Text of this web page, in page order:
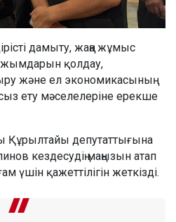
дамыту, жаңа жұмыс
қолдау,
және ел экономикасының
ету мәселелеріне ерекше
Құрылтайы депутаттығына
кездесудің маңызын атап
үшін қажеттілігін жеткізді.